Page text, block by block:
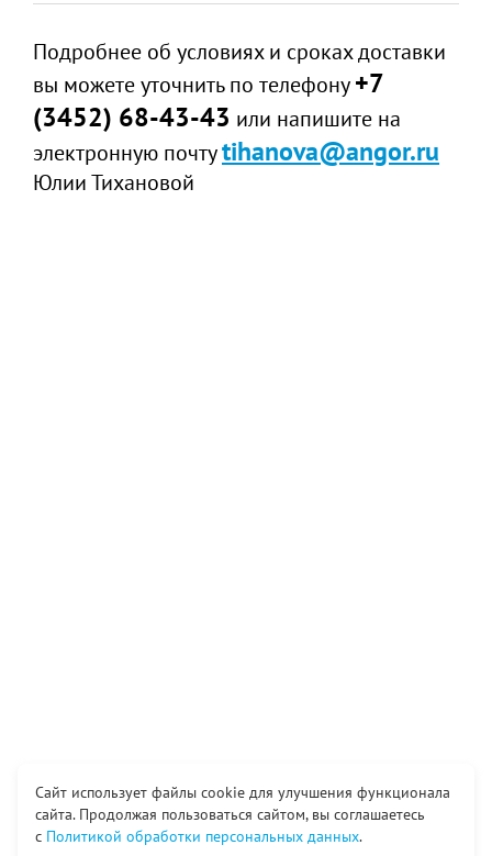
Подробнее об условиях и сроках доставки
вы можете уточнить по телефону+7
(3452) 68-43-43 или напишите на
электронную почтуtihanova@angor.ru
Юлии Тихановой
Сайт использует файлы cookie для улучшения функционала
сайта. Продолжая пользоваться сайтом, вы соглашаетесь
с Политикой обработки персональных данных.